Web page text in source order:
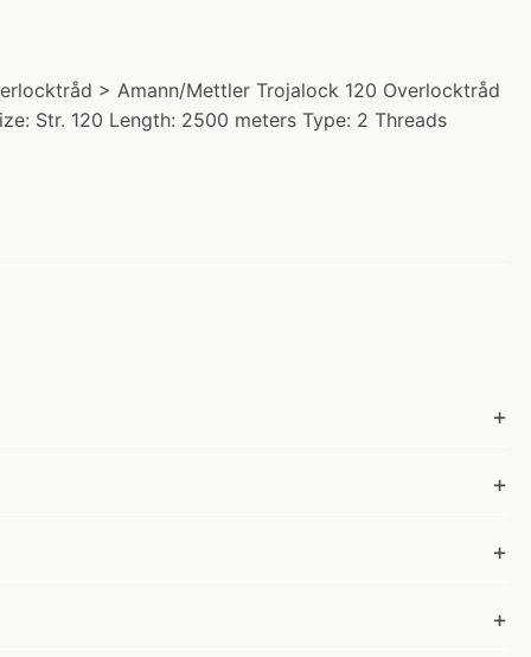
> Amann/Mettler Trojalock 120 Overlocktråd
Str. 120 Length: 2500 meters Type: 2 Threads